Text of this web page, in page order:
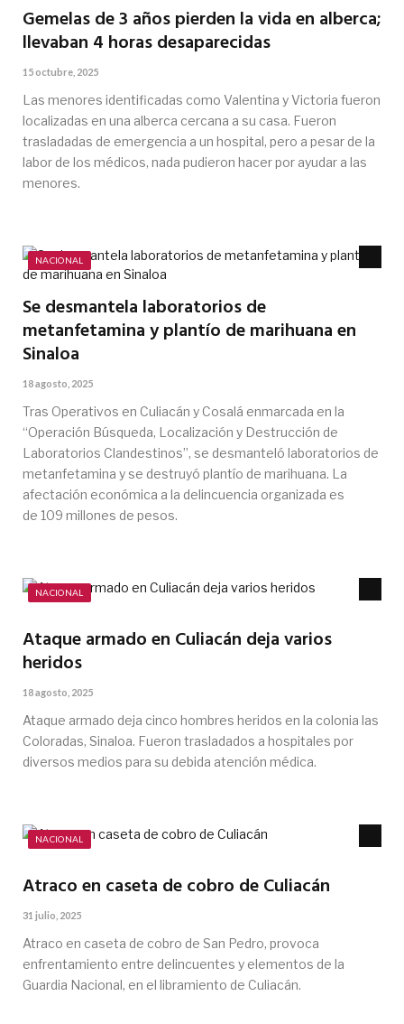
Gemelas de 3 años pierden la vida en alberca;
llevaban 4 horas desaparecidas
15 octubre, 2025
Las menores identificadas como Valentina y Victoria fueron
localizadas en una alberca cercana a su casa. Fueron
trasladadas de emergencia a un hospital, pero a pesar de la
labor de los médicos, nada pudieron hacer por ayudar a las
menores.
NACIONAL
Se desmantela laboratorios de
metanfetamina y plantío de marihuana en
Sinaloa
18 agosto, 2025
Tras Operativos en Culiacán y Cosalá enmarcada en la
“Operación Búsqueda, Localización y Destrucción de
Laboratorios Clandestinos”, se desmanteló laboratorios de
metanfetamina y se destruyó plantío de marihuana. La
afectación económica a la delincuencia organizada es
de 109 millones de pesos.
NACIONAL
Ataque armado en Culiacán deja varios
heridos
18 agosto, 2025
Ataque armado deja cinco hombres heridos en la colonia las
Coloradas, Sinaloa. Fueron trasladados a hospitales por
diversos medios para su debida atención médica.
NACIONAL
Atraco en caseta de cobro de Culiacán
31 julio, 2025
Atraco en caseta de cobro de San Pedro, provoca
enfrentamiento entre delincuentes y elementos de la
Guardia Nacional, en el libramiento de Culiacán.